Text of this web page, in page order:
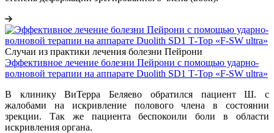
Случаи из практики лечения болезни Пейрони
Эффективное лечение болезни Пейрони с помощью ударно-
волновой терапии на аппарате Duolith SD1 Т-Тор «F-SW ultra»
В клинику ВиТерра Беляево обратился пациент Ш. с
жалобами на искривление полового члена в состоянии
зрекции. Так же пациента беспокоили боли в области
искривления органа.